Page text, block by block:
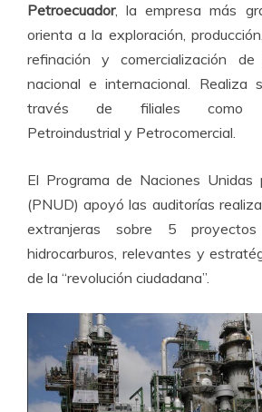
Petroecuador, la empresa más
orienta a la exploración,
refinación y comercialización
nacional e internacional. Realiza
través de filiales como
Petroindustrial y Petrocomercial.
El Programa de Naciones Unidas
(PNUD) apoyó las auditorías
extranjeras sobre 5
hidrocarburos, relevantes y
de la “revolución ciudadana”.